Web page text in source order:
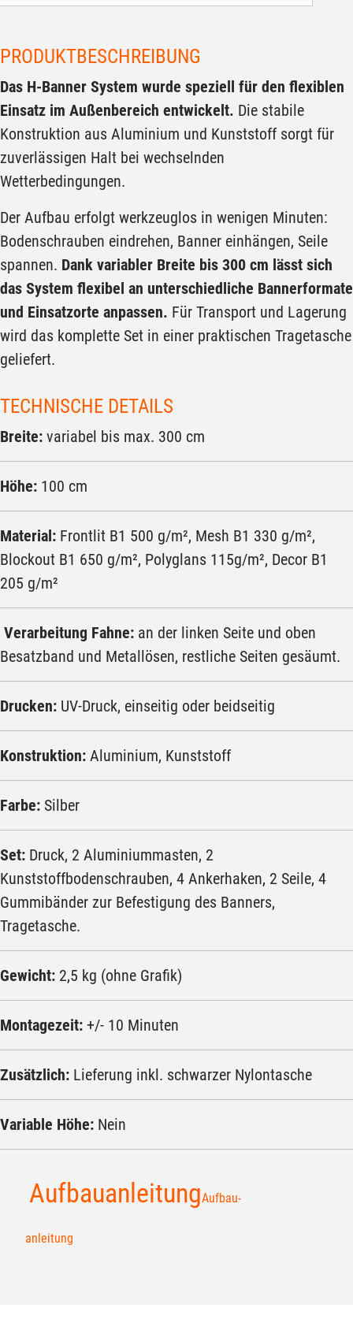
PRODUKTBESCHREIBUNG
Das H-Banner System wurde speziell für den flexiblen
Einsatz im Außenbereich entwickelt. Die stabile
Konstruktion aus Aluminium und Kunststoff sorgt für
zuverlässigen Halt bei wechselnden
Wetterbedingungen.
Der Aufbau erfolgt werkzeuglos in wenigen Minuten:
Bodenschrauben eindrehen, Banner einhängen, Seile
spannen. Dank variabler Breite bis 300 cm lässt sich
das System flexibel an unterschiedliche Bannerformate
und Einsatzorte anpassen. Für Transport und Lagerung
wird das komplette Set in einer praktischen Tragetasche
geliefert.
TECHNISCHE DETAILS
Breite: variabel bis max. 300 cm
Höhe: 100 cm
Material: Frontlit B1 500 g/m², Mesh B1 330 g/m²,
Blockout B1 650 g/m², Polyglans 115g/m², Decor B1
205 g/m²
Verarbeitung Fahne: an der linken Seite und oben
Besatzband und Metallösen, restliche Seiten gesäumt.
Drucken: UV-Druck, einseitig oder beidseitig
Konstruktion: Aluminium, Kunststoff
Farbe: Silber
Set: Druck, 2 Aluminiummasten, 2
Kunststoffbodenschrauben, 4 Ankerhaken, 2 Seile, 4
Gummibänder zur Befestigung des Banners,
Tragetasche.
Gewicht: 2,5 kg (ohne Grafik)
Montagezeit: +/- 10 Minuten
Zusätzlich: Lieferung inkl. schwarzer Nylontasche
Variable Höhe: Nein
AufbauanleitungAufbau-
anleitung